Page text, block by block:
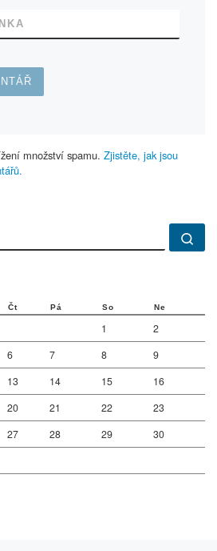
množství spamu. Zjistěte, jak jsou
Čt Pá So Ne
1
2
6 7 8
9
13 14 15
16
20 21 22
23
27 28 29
30